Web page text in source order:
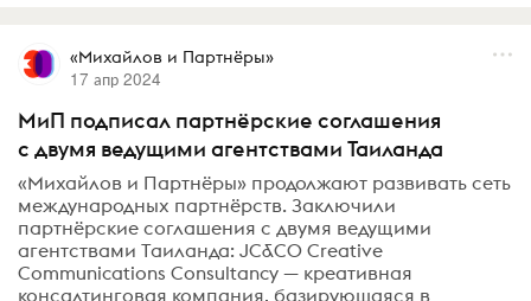
«Михайлов и Партнёры»
17 апр 2024
МиП подписал партнёрские соглашения
с двумя ведущими агентствами Таиланда
«Михайлов и Партнёры» продолжают развивать сеть
международных партнёрств. Заключили
партнёрские соглашения с двумя ведущими
агентствами Таиланда: JC&CO Creative
Communications Consultancy — креативная
консалтинговая компания, базирующаяся в